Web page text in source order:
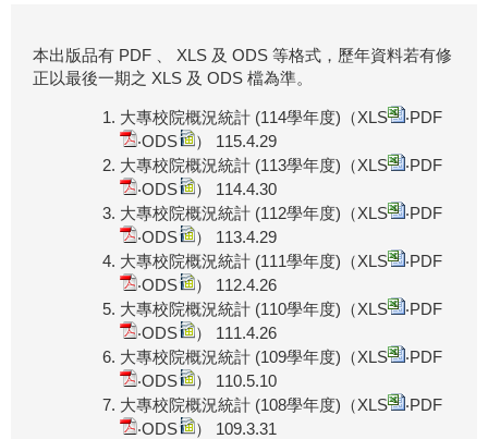
本出版品有 PDF 、 XLS 及 ODS 等格式，歷年資料若有修
正以最後一期之 XLS 及 ODS 檔為準。
大專校院概況統計 (114學年度)（XLS ‧PDF
‧ODS
） 115.4.29
大專校院概況統計 (113學年度)（XLS ‧PDF
‧ODS
） 114.4.30
大專校院概況統計 (112學年度)（XLS ‧PDF
‧ODS
） 113.4.29
大專校院概況統計 (111學年度)（XLS ‧PDF
‧ODS
） 112.4.26
大專校院概況統計 (110學年度)（XLS ‧PDF
‧ODS
） 111.4.26
大專校院概況統計 (109學年度)（XLS ‧PDF
‧ODS
） 110.5.10
大專校院概況統計 (108學年度)（XLS ‧PDF
‧ODS
） 109.3.31